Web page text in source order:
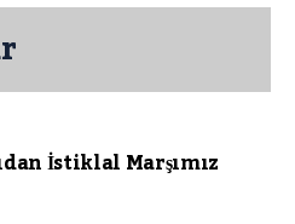
İstiklal Marşımız